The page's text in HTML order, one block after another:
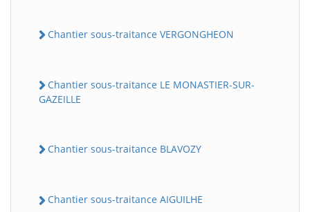
Chantier sous-traitance VERGONGHEON
Chantier sous-traitance LE MONASTIER-SUR-
GAZEILLE
Chantier sous-traitance BLAVOZY
Chantier sous-traitance AIGUILHE